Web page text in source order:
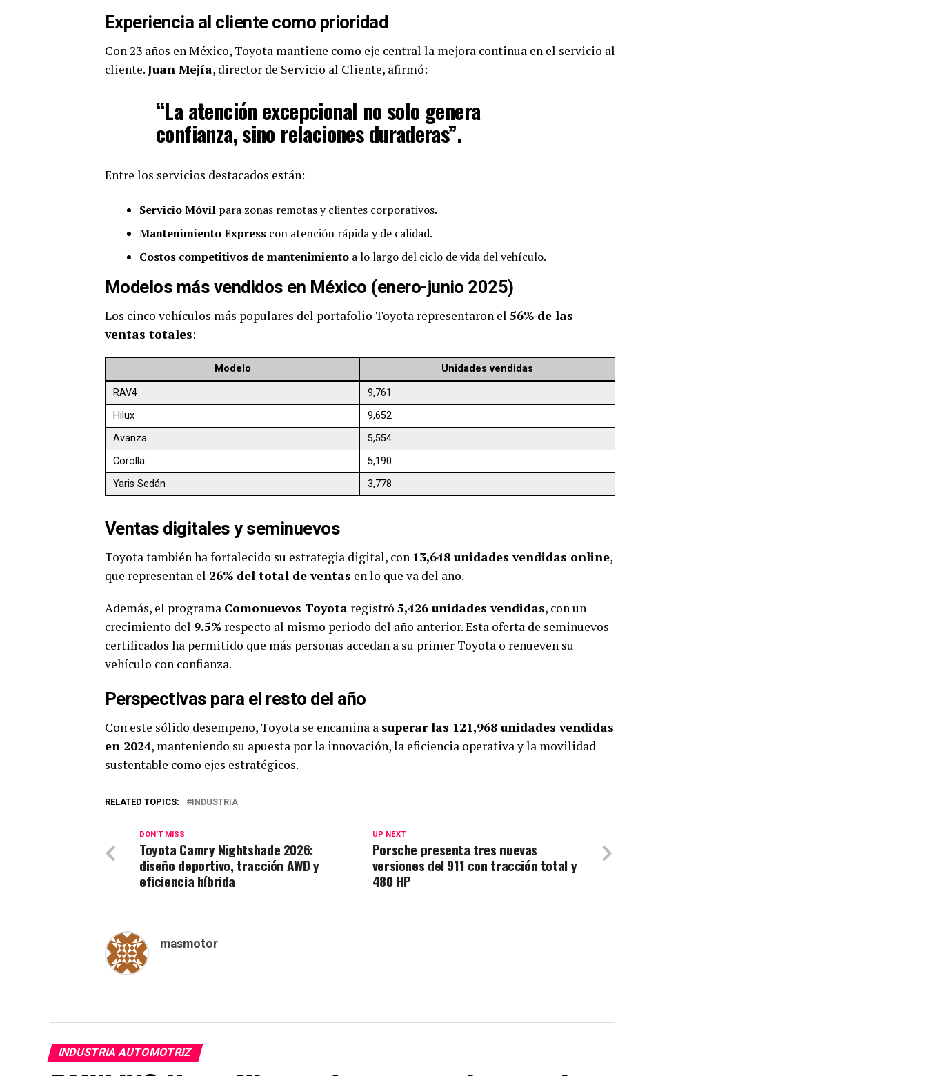
Experiencia al cliente como prioridad
Con 23 años en México, Toyota mantiene como eje central la mejora continua en el servicio al
cliente.Juan Mejía, director de Servicio al Cliente, afirmó:
“La atención excepcional no solo genera
confianza, sino relaciones duraderas”.
Entre los servicios destacados están:
Servicio Móvil para zonas remotas y clientes corporativos.
Mantenimiento Express con atención rápida y de calidad.
Costos competitivos de mantenimiento a lo largo del ciclo de vida del vehículo.
Modelos más vendidos en México (enero-junio 2025)
Los cinco vehículos más populares del portafolio Toyota representaron el 56% de las
ventas totales:
Modelo Unidades vendidas
RAV4
9,761
Hilux
9,652
Avanza
5,554
Corolla
5,190
Yaris Sedán
3,778
Ventas digitales y seminuevos
Toyota también ha fortalecido su estrategia digital, con 13,648 unidades vendidas online,
que representan el 26% del total de ventas en lo que va del año.
Además, el programa Comonuevos Toyota registró 5,426 unidades vendidas, con un
crecimiento del 9.5% respecto al mismo periodo del año anterior. Esta oferta de seminuevos
certificados ha permitido que más personas accedan a su primer Toyota o renueven su
vehículo con confianza.
Perspectivas para el resto del año
Con este sólido desempeño, Toyota se encamina a superar las 121,968 unidades vendidas
en 2024, manteniendo su apuesta por la innovación, la eficiencia operativa y la movilidad
sustentable como ejes estratégicos.
RELATED TOPICS: INDUSTRIA
UP NEXT
Porsche presenta tres nuevas
versiones del 911 con tracción total y
480 HP
DON'T MISS
Toyota Camry Nightshade 2026:
diseño deportivo, tracción AWD y
eficiencia híbrida
masmotor
INDUSTRIA AUTOMOTRIZ